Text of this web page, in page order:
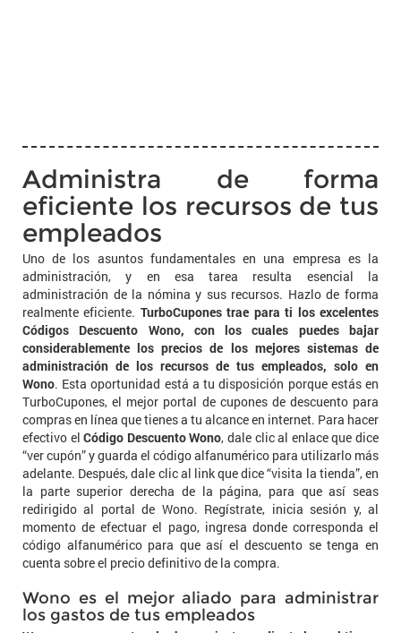
Administra de forma
eficiente los recursos de tus
empleados
Uno de los asuntos fundamentales en una empresa es la
administración, y en esa tarea resulta esencial la
administración de la nómina y sus recursos. Hazlo de forma
realmente eficiente. TurboCupones trae para ti los excelentes
Códigos Descuento Wono, con los cuales puedes bajar
considerablemente los precios de los mejores sistemas de
administración de los recursos de tus empleados, solo en
Wono. Esta oportunidad está a tu disposición porque estás en
TurboCupones, el mejor portal de cupones de descuento para
compras en línea que tienes a tu alcance en internet. Para hacer
efectivo elCódigo Descuento Wono, dale clic al enlace que dice
“ver cupón” y guarda el código alfanumérico para utilizarlo más
adelante. Después, dale clic al link que dice “visita la tienda”, en
la parte superior derecha de la página, para que así seas
redirigido al portal de Wono. Regístrate, inicia sesión y, al
momento de efectuar el pago, ingresa donde corresponda el
código alfanumérico para que así el descuento se tenga en
cuenta sobre el precio definitivo de la compra.
Wono es el mejor aliado para administrar
los gastos de tus empleados